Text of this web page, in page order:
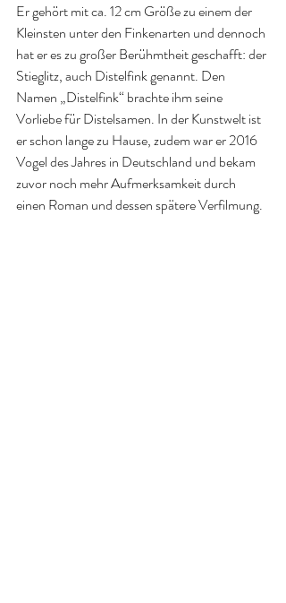
Er gehört mit ca. 12 cm Größe zu einem der
Kleinsten unter den Finkenarten und dennoch
hat er es zu großer Berühmtheit geschafft: der
Stieglitz, auch Distelfink genannt. Den
Namen „Distelfink“ brachte ihm seine
Vorliebe für Distelsamen. In der Kunstwelt ist
er schon lange zu Hause, zudem war er 2016
Vogel des Jahres in Deutschland und bekam
zuvor noch mehr Aufmerksamkeit durch
einen Roman und dessen spätere Verfilmung.